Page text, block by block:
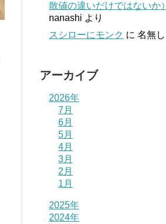
散値の違いだけではないか）
nanashi より
スシローにモンク に 名無し
アーカイブ
2026年
7月
6月
5月
4月
3月
2月
1月
2025年
2024年